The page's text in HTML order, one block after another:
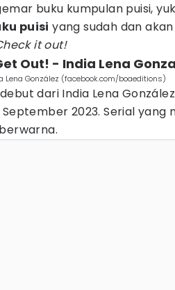
buku kumpulan puisi,
puisi yang sudah dan
it out!
Out! - India Lena
Lena González (facebook.com/boaeditions)
dari India Lena
September 2023. Serial yang